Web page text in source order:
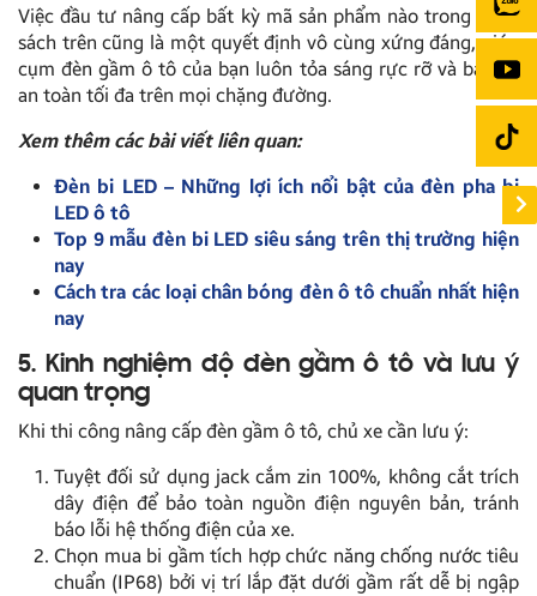
Việc đầu tư nâng cấp bất kỳ mã sản phẩm nào trong danh
sách trên cũng là một quyết định vô cùng xứng đáng, giúp
cụm đèn gầm ô tô của bạn luôn tỏa sáng rực rỡ và bảo vệ
an toàn tối đa trên mọi chặng đường.
Xem thêm các bài viết liên quan:
Đèn bi LED – Những lợi ích nổi bật của đèn pha bi
LED ô tô
Top 9 mẫu đèn bi LED siêu sáng trên thị trường hiện
nay
Cách tra các loại chân bóng đèn ô tô chuẩn nhất hiện
nay
5. Kinh nghiệm độ đèn gầm ô tô và lưu ý
quan trọng
Khi thi công nâng cấp đèn gầm ô tô, chủ xe cần lưu ý:
Tuyệt đối sử dụng jack cắm zin 100%, không cắt trích
dây điện để bảo toàn nguồn điện nguyên bản, tránh
báo lỗi hệ thống điện của xe.
Chọn mua bi gầm tích hợp chức năng chống nước tiêu
chuẩn (IP68) bởi vị trí lắp đặt dưới gầm rất dễ bị ngập